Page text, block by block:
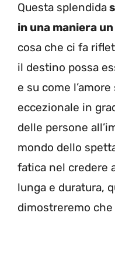
Questa splendida
in una maniera
cosa che ci fa
il destino possa
e su come
eccezionale in
delle persone
mondo dello
fatica nel credere
lunga e duratura,
dimostreremo